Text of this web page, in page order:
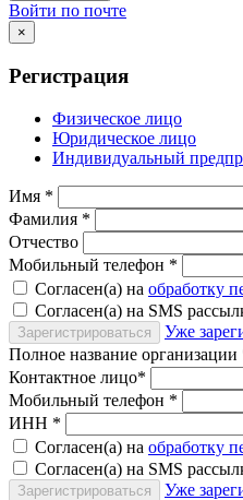
Войти по почте
×
Регистрация
Физическое лицо
Юридическое лицо
Индивидуальный
Имя *
Фамилия *
Отчество
Мобильный телефон *
Согласен(а) на обработку
Согласен(а) на SMS
Зарегистрироваться
Уже
Полное название организации
Контактное лицо*
Мобильный телефон *
ИНН *
Согласен(а) на обработку
Согласен(а) на SMS
Зарегистрироваться
Уже